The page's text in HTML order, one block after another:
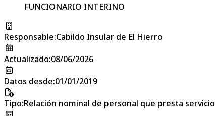
FUNCIONARIO INTERINO
Responsable:Cabildo Insular de El Hierro
Actualizado:08/06/2026
Datos desde:01/01/2019
Tipo:Relación nominal de personal que presta servicio